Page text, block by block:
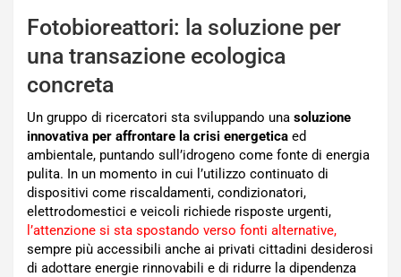
Fotobioreattori: la soluzione per
una transazione ecologica
concreta
Un gruppo di ricercatori sta sviluppando una soluzione
innovativa per affrontare la crisi energetica ed
ambientale, puntando sull’idrogeno come fonte di energia
pulita. In un momento in cui l’utilizzo continuato di
dispositivi come riscaldamenti, condizionatori,
elettrodomestici e veicoli richiede risposte urgenti,
l’attenzione si sta spostando verso fonti alternative,
sempre più accessibili anche ai privati cittadini desiderosi
di adottare energie rinnovabili e di ridurre la dipendenza